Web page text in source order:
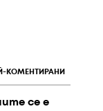
КОМЕНТИРАНИ
се е